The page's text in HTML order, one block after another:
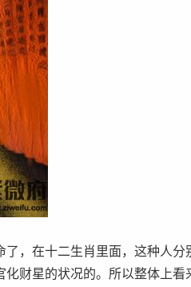
，在十二生肖里面，这种人
财星的状况的。所以整体上